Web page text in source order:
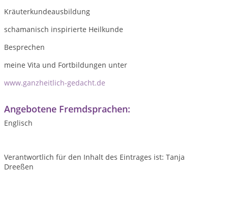
Kräuterkundeausbildung
schamanisch inspirierte Heilkunde
Besprechen
meine Vita und Fortbildungen unter
www.ganzheitlich-gedacht.de
Angebotene Fremdsprachen:
Englisch
Verantwortlich für den Inhalt des Eintrages ist: Tanja
Dreeßen